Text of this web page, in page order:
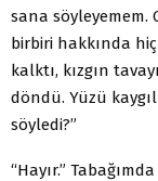
sana söyleyemem.
birbiri hakkında
kalktı, kızgın
döndü. Yüzü
söyledi?”
“Hayır.”